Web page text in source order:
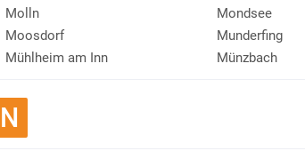
Molln
Mondsee
Moosdorf
Munderfing
Mühlheim am Inn
Münzbach
N